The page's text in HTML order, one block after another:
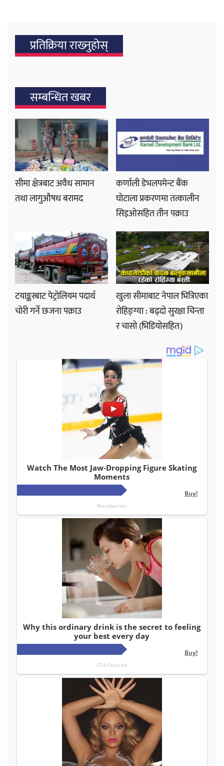
प्रतिक्रिया राख्‍नुहोस्
सम्बन्धित खबर
सीमा क्षेत्रबाट अवैध सामान
तथा लागुऔषध बरामद
कर्णाली डेभलपमेन्ट बैंक
घोटाला प्रकरणमा तत्कालीन
सिइओसहित तीन पक्राउ
टयाङ्करबाट पेट्रोलियम पदार्थ
चोरी गर्ने छजना पक्राउ
खुला सीमाबाट नेपाल भित्रिएका
रोहिङ्ग्या : बढ्दो सुरक्षा चिन्ता
र चासो (भिडियोसहित)